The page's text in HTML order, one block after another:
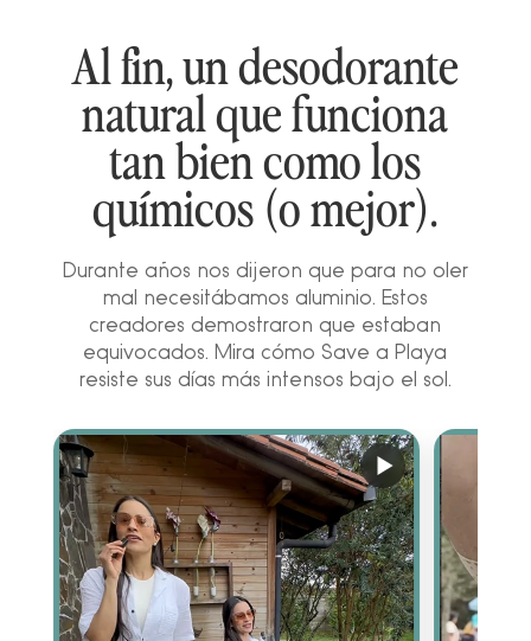
Al fin, un desodorante
natural que funciona
tan bien como los
químicos (o mejor).
Durante años nos dijeron que para no oler
mal necesitábamos aluminio. Estos
creadores demostraron que estaban
equivocados. Mira cómo Save a Playa
resiste sus días más intensos bajo el sol.